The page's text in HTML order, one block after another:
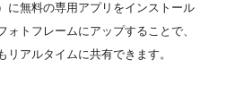
に無料の専用アプリをインストール
トフレームにアップすることで、
アルタイムに共有できます。